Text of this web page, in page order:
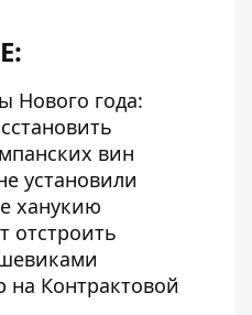
Нового года:
вин
установили
ханукию
отстроить
на Контрактовой